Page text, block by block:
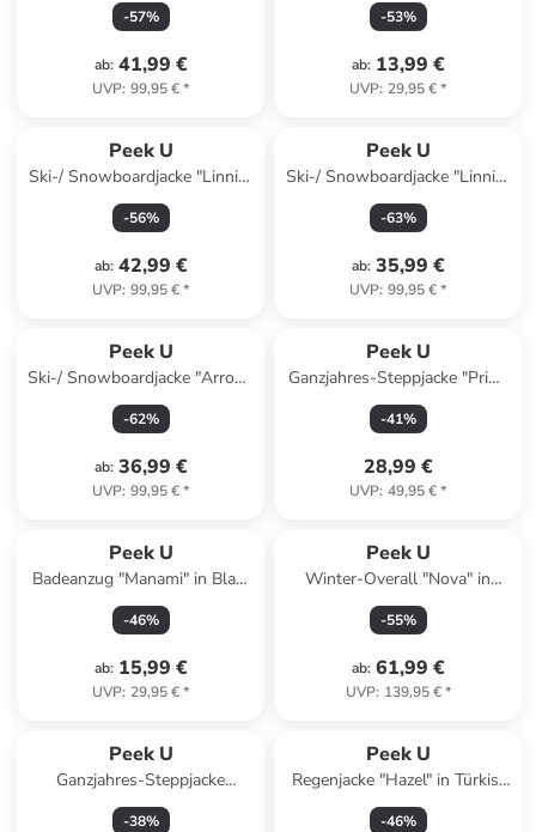
-57%
ab: 41,99 €
UVP: 99,95 €*
-53%
ab: 13,99 €
UVP: 29,95 €*
Peek U
Ski-/ Snowboardjacke "Linnia"
in Lila
-56%
ab: 42,99 €
UVP: 99,95 €*
Peek U
Ski-/ Snowboardjacke "Linnia"
in Pink
-63%
ab: 35,99 €
UVP: 99,95 €*
Peek U
Ski-/ Snowboardjacke "Arrow"
in Dunkelblau
-62%
ab: 36,99 €
UVP: 99,95 €*
Peek U
Ganzjahres-Steppjacke "Prim"
in Pink/ Türkis
-41%
28,99 €
UVP: 49,95 €*
Peek U
Badeanzug "Manami" in Blau/
Bunt
-46%
ab: 15,99 €
UVP: 29,95 €*
Peek U
Winter-Overall "Nova" in
Blau/ Dunkelblau
-55%
ab: 61,99 €
UVP: 139,95 €*
Peek U
Ganzjahres-Steppjacke
"Oceana" in Lila
-38%
Peek U
Regenjacke "Hazel" in Türkis/
Blau
-46%